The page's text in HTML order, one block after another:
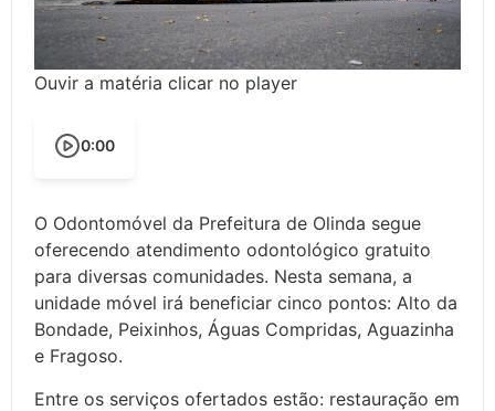
Ouvir a matéria clicar no player
0:00
O Odontomóvel da Prefeitura de Olinda segue
oferecendo atendimento odontológico gratuito
para diversas comunidades. Nesta semana, a
unidade móvel irá beneficiar cinco pontos: Alto da
Bondade, Peixinhos, Águas Compridas, Aguazinha
e Fragoso.
Entre os serviços ofertados estão: restauração em